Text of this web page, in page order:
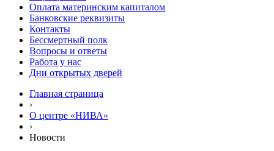
Оплата материнским капиталом
Банковские реквизиты
Контакты
Бессмертный полк
Вопросы и ответы
Работа у нас
Дни открытых дверей
Главная страница
›
О центре «НИВА»
›
Новости